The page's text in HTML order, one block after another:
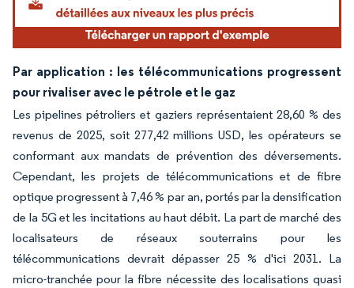
Par application : les télécommunications progressent
pour rivaliser avec le pétrole et le gaz
Les pipelines pétroliers et gaziers représentaient 28,60 % des
revenus de 2025, soit 277,42 millions USD, les opérateurs se
conformant aux mandats de prévention des déversements.
Cependant, les projets de télécommunications et de fibre
optique progressent à 7,46 % par an, portés par la densification
de la 5G et les incitations au haut débit. La part de marché des
localisateurs de réseaux souterrains pour les
télécommunications devrait dépasser 25 % d'ici 2031. La
micro-tranchée pour la fibre nécessite des localisations quasi